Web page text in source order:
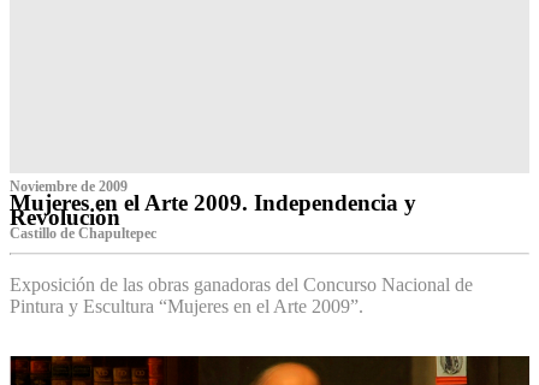
Noviembre de 2009
Mujeres en el Arte 2009. Independencia y
Revolución
Castillo de Chapultepec
Exposición de las obras ganadoras del Concurso Nacional de
Pintura y Escultura “Mujeres en el Arte 2009”.